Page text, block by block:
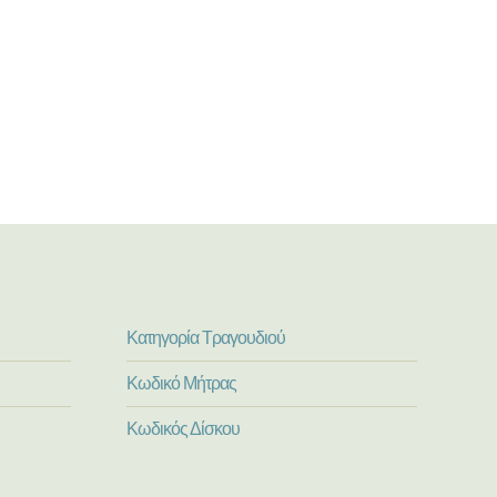
Κατηγορία Τραγουδιού
Κωδικό Μήτρας
Κωδικός Δίσκου